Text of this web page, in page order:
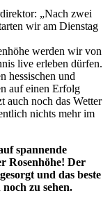
„Nach zwei
wir am Dienstag
werden wir von
live erleben dürfen.
hessischen und
auf einen Erfolg
auch noch das Wetter
nichts mehr im
spannende
Rosenhöhe! Der
und das beste
zu sehen.